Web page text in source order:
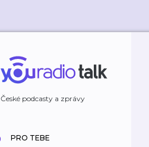
České podcasty a zprávy
PRO TEBE